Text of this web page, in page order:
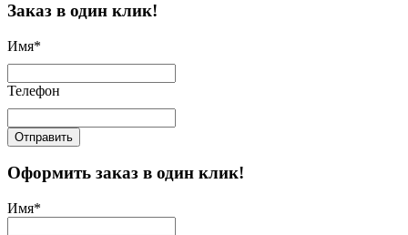
Заказ в один клик!
Имя*
Телефон
Отправить
Оформить заказ в один клик!
Имя*